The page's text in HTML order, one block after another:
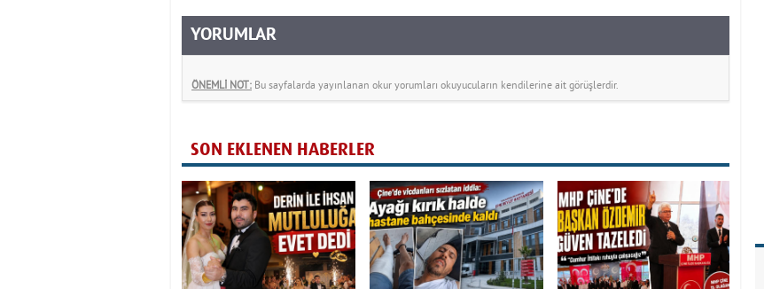
YORUMLAR
ÖNEMLİ NOT: Bu sayfalarda yayınlanan okur yorumları okuyucuların kendilerine ait görüşlerdir.
SON EKLENEN HABERLER